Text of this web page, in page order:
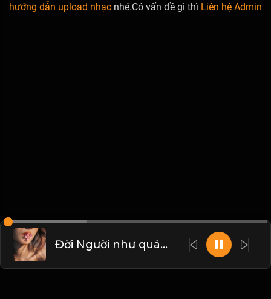
hướng dẫn upload nhạc nhé.Có vấn đề gì thì Liên hệ Admin
Đời Người như quán trọ 'ta là khách qua đường